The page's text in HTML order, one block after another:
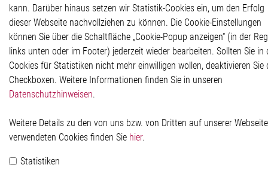
kann. Darüber hinaus setzen wir Statistik-Cookies ein, um den Erfolg
dieser Webseite nachvollziehen zu können. Die Cookie-Einstellungen
können Sie über die Schaltfläche „Cookie-Popup anzeigen“ (in der
links unten oder im Footer) jederzeit wieder bearbeiten. Sollten Sie in
Cookies für Statistiken nicht mehr einwilligen wollen, deaktivieren Sie
Checkboxen. Weitere Informationen finden Sie in unseren
Datenschutzhinweisen.
Weitere Details zu den von uns bzw. von Dritten auf unserer Webseite
verwendeten Cookies finden Sie hier.
Statistiken